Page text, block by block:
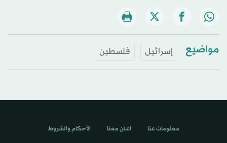
مواضيع إسرائيل فلسطين
معلومات عنا اعلن معنا الأحكام والشروط